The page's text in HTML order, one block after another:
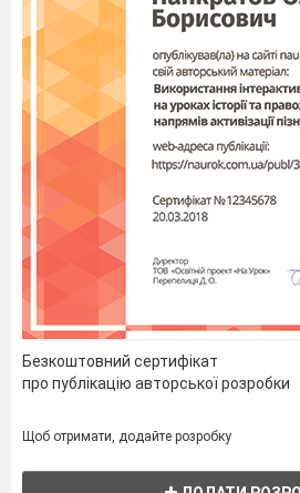
Таблиці створюють
основного меню.єтри способи
допомогою таких команд:
намалювати таблицю;
перетворити текст
Безкоштовний сертифікат
про публікацію авторської розробки
Щоб отримати, додайте розробку